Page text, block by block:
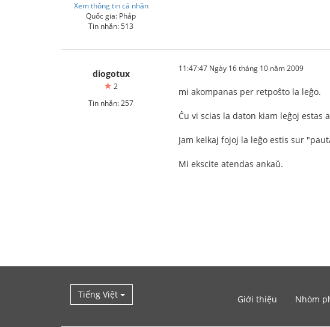
Xem thông tin cá nhân
Quốc gia: Pháp
Tin nhắn: 513
diogotux
2
Tin nhắn: 257
11:47:47 Ngày 16 tháng 10 năm 2009
mi akompanas per retpoŝto la leĝo.
Ĉu vi scias la daton kiam leĝoj estas
Jam kelkaj fojoj la leĝo estis sur
Mi ekscite atendas ankaŭ.
Tiếng Việt Giới thiệu Nhóm